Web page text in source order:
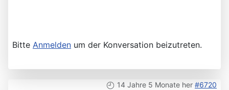
Bitte Anmelden um der Konversation beizutreten.
14 Jahre 5 Monate her #6720